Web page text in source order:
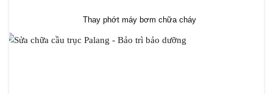
Thay phớt máy bơm chữa cháy